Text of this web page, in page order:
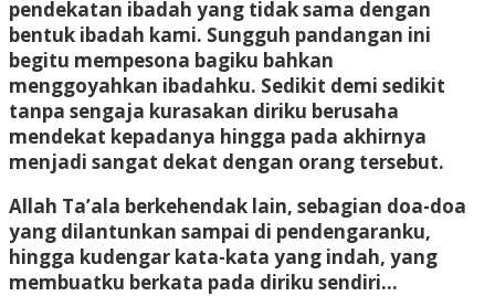
pendekatan ibadah yang tidak sama dengan
bentuk ibadah kami. Sungguh pandangan ini
begitu mempesona bagiku bahkan
menggoyahkan ibadahku. Sedikit demi sedikit
tanpa sengaja kurasakan diriku berusaha
mendekat kepadanya hingga pada akhirnya
menjadi sangat dekat dengan orang tersebut.
Allah Ta’ala berkehendak lain, sebagian doa-doa
yang dilantunkan sampai di pendengaranku,
hingga kudengar kata-kata yang indah, yang
membuatku berkata pada diriku sendiri…